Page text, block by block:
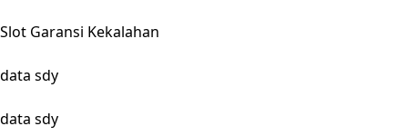
Slot Garansi Kekalahan
data sdy
data sdy